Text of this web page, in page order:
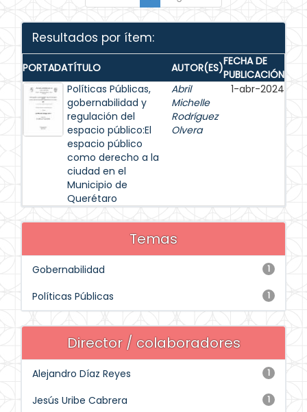
Resultados por ítem:
PORTADATÍTULO AUTOR(ES)FECHA DE
PUBLICACIÓN
Políticas Públicas,
gobernabilidad y
regulación del
espacio público:El
espacio público
como derecho a la
ciudad en el
Municipio de
Querétaro
Abril
Michelle
Rodríguez
Olvera
1-abr-2024
Temas
1
Gobernabilidad
1
Políticas Públicas
Director / colaboradores
1
Alejandro Díaz Reyes
1
Jesús Uribe Cabrera